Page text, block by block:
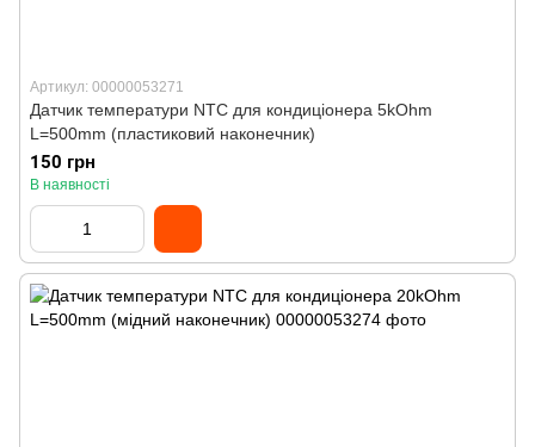
Артикул: 00000053271
Датчик температури NTC для кондиціонера 5kOhm
L=500mm (пластиковий наконечник)
150 грн
В наявності